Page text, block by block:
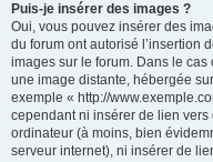
Puis-je insérer des images ?
Oui, vous pouvez insérer des
du forum ont autorisé l’insertion
images sur le forum. Dans le
une image distante, hébergée
exemple « http://
cependant ni insérer de lien
ordinateur (à moins, bien
serveur internet), ni insérer de